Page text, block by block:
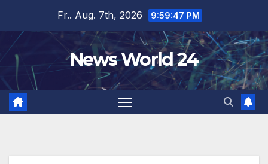
springen
Fr.. Aug. 7th, 2026 9:59:48 PM
News World 24